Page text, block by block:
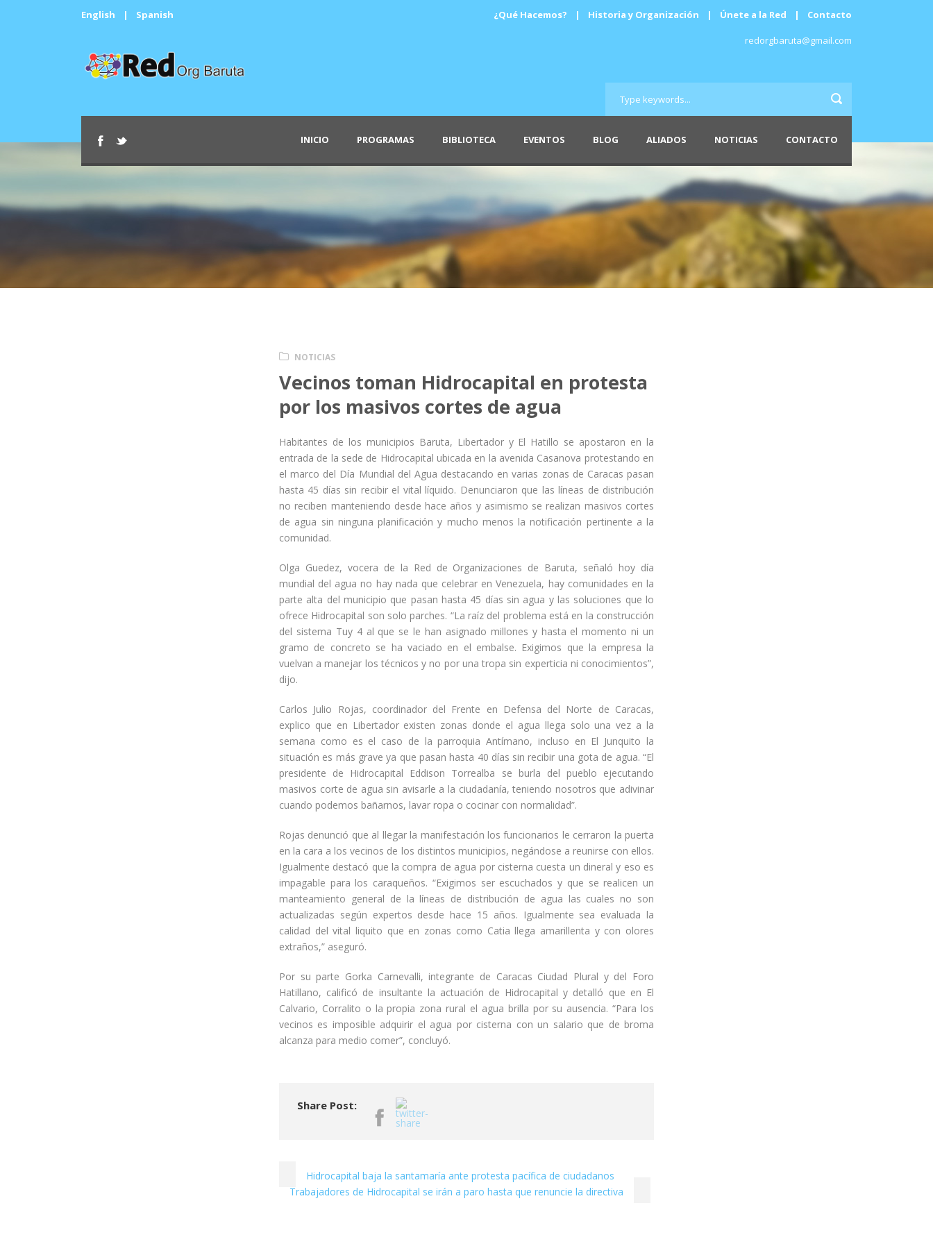
English | Spanish ¿Qué Hacemos? | Historia y Organización | Únete a la Red | Contacto
redorgbaruta@gmail.com
INICIO PROGRAMAS BIBLIOTECA EVENTOS BLOG ALIADOS NOTICIAS CONTACTO
NOTICIAS
Vecinos toman Hidrocapital en protesta
por los masivos cortes de agua
Habitantes de los municipios Baruta, Libertador y El Hatillo se apostaron en la
entrada de la sede de Hidrocapital ubicada en la avenida Casanova protestando en
el marco del Día Mundial del Agua destacando en varias zonas de Caracas pasan
hasta 45 días sin recibir el vital líquido. Denunciaron que las líneas de distribución
no reciben manteniendo desde hace años y asimismo se realizan masivos cortes
de agua sin ninguna planificación y mucho menos la notificación pertinente a la
comunidad.
Olga Guedez, vocera de la Red de Organizaciones de Baruta, señaló hoy día
mundial del agua no hay nada que celebrar en Venezuela, hay comunidades en la
parte alta del municipio que pasan hasta 45 días sin agua y las soluciones que lo
ofrece Hidrocapital son solo parches. “La raíz del problema está en la construcción
del sistema Tuy 4 al que se le han asignado millones y hasta el momento ni un
gramo de concreto se ha vaciado en el embalse. Exigimos que la empresa la
vuelvan a manejar los técnicos y no por una tropa sin experticia ni conocimientos”,
dijo.
Carlos Julio Rojas, coordinador del Frente en Defensa del Norte de Caracas,
explico que en Libertador existen zonas donde el agua llega solo una vez a la
semana como es el caso de la parroquia Antímano, incluso en El Junquito la
situación es más grave ya que pasan hasta 40 días sin recibir una gota de agua. “El
presidente de Hidrocapital Eddison Torrealba se burla del pueblo ejecutando
masivos corte de agua sin avisarle a la ciudadanía, teniendo nosotros que adivinar
cuando podemos bañarnos, lavar ropa o cocinar con normalidad”.
Rojas denunció que al llegar la manifestación los funcionarios le cerraron la puerta
en la cara a los vecinos de los distintos municipios, negándose a reunirse con ellos.
Igualmente destacó que la compra de agua por cisterna cuesta un dineral y eso es
impagable para los caraqueños. “Exigimos ser escuchados y que se realicen un
manteamiento general de la líneas de distribución de agua las cuales no son
actualizadas según expertos desde hace 15 años. Igualmente sea evaluada la
calidad del vital liquito que en zonas como Catia llega amarillenta y con olores
extraños,” aseguró.
Por su parte Gorka Carnevalli, integrante de Caracas Ciudad Plural y del Foro
Hatillano, calificó de insultante la actuación de Hidrocapital y detalló que en El
Calvario, Corralito o la propia zona rural el agua brilla por su ausencia. “Para los
vecinos es imposible adquirir el agua por cisterna con un salario que de broma
alcanza para medio comer”, concluyó.
Share Post:
Hidrocapital baja la santamaría ante protesta pacífica de ciudadanos
Trabajadores de Hidrocapital se irán a paro hasta que renuncie la directiva